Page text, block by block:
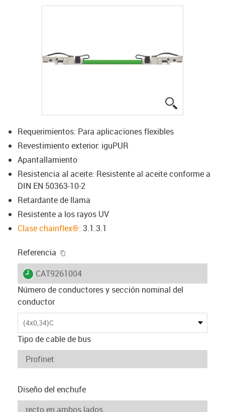
Requerimientos: Para aplicaciones flexibles
Revestimiento exterior: iguPUR
Apantallamiento
Resistencia al aceite: Resistente al aceite conforme a
DIN EN 50363-10-2
Retardante de llama
Resistente a los rayos UV
Clase chainflex®: 3.1.3.1
Referencia
igus-icon-lieferzeit
CAT9261004
Número de conductores y sección nominal del
conductor
(4x0,34)C
Tipo de cable de bus
Diseño del enchufe